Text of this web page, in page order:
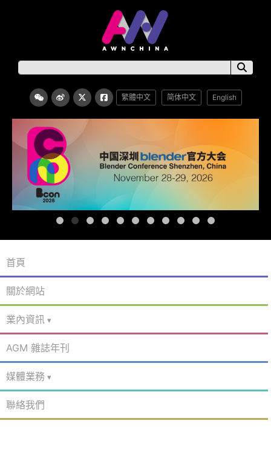
繁體中文 简体中文 English
首頁
關於網站
業內資訊
AGM 雜誌年刊
媒體業務
聯絡我們